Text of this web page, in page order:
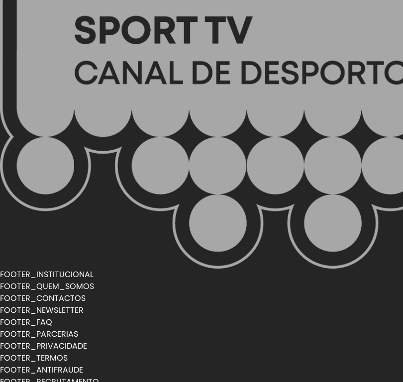
FOOTER_INSTITUCIONAL
FOOTER_QUEM_SOMOS
FOOTER_CONTACTOS
FOOTER_NEWSLETTER
FOOTER_FAQ
FOOTER_PARCERIAS
FOOTER_PRIVACIDADE
FOOTER_TERMOS
FOOTER_ANTIFRAUDE